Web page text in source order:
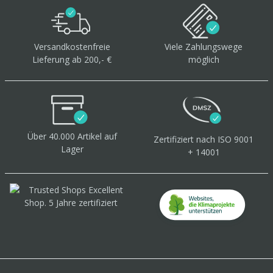
Versandkostenfreie
Lieferung ab 200,- €
Viele Zahlungswege
möglich
Über 40.000 Artikel auf
Lager
Zertifiziert nach ISO 9001
+ 14001